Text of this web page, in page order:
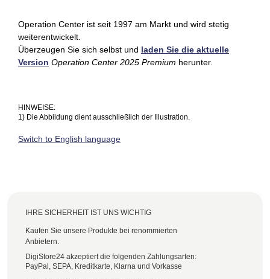
Operation Center ist seit 1997 am Markt und wird stetig
weiterentwickelt.
Überzeugen Sie sich selbst und laden Sie die aktuelle
Version Operation Center 2025 Premium herunter.
HINWEISE:
1) Die Abbildung dient ausschließlich der Illustration.
Switch to English language
IHRE SICHERHEIT IST UNS WICHTIG
Kaufen Sie unsere Produkte bei renommierten
Anbietern.
DigiStore24 akzeptiert die folgenden Zahlungsarten:
PayPal, SEPA, Kreditkarte, Klarna und Vorkasse